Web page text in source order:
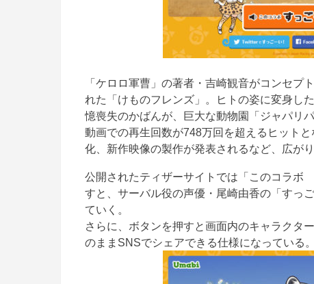
「ケロロ軍曹」の著者・吉崎観音がコンセプ
れた「けものフレンズ」。ヒトの姿に変身し
憶喪失のかばんが、巨大な動物園「ジャパリ
動画での再生回数が748万回を超えるヒット
化、新作映像の製作が発表されるなど、広が
公開されたティザーサイトでは「このコラ
すと、サーバル役の声優・尾崎由香の「すっ
ていく。
さらに、ボタンを押すと画面内のキャラクタ
のままSNSでシェアできる仕様になっている。